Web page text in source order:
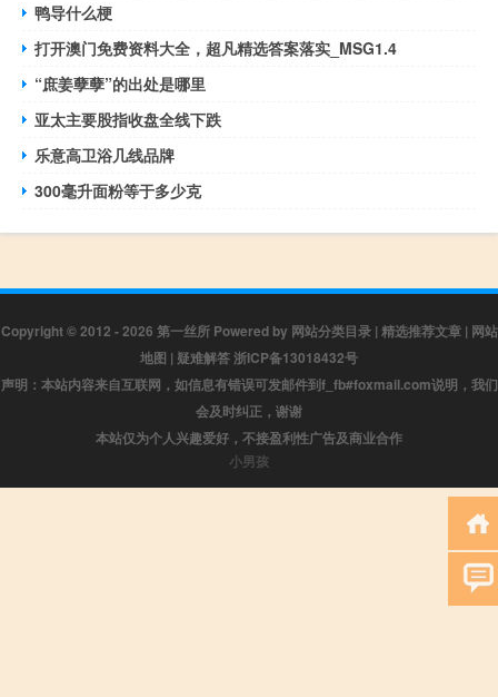
鸭导什么梗
打开澳门免费资料大全，超凡精选答案落实_MSG1.4
“庶姜孽孽”的出处是哪里
亚太主要股指收盘全线下跌
乐意高卫浴几线品牌
300毫升面粉等于多少克
Copyright © 2012 - 2026 第一丝所Powered by 网站分类目录| 精选推荐文章| 网站
地图 | 疑难解答浙ICP备13018432号
声明：本站内容来自互联网，如信息有错误可发邮件到f_fb#foxmail.com说明，我们
会及时纠正，谢谢
本站仅为个人兴趣爱好，不接盈利性广告及商业合作
小男孩